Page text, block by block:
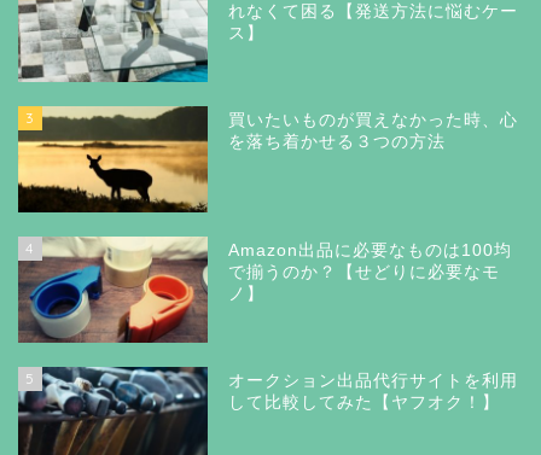
れなくて困る【発送方法に悩むケー
ス】
3
買いたいものが買えなかった時、心
を落ち着かせる３つの方法
4
Amazon出品に必要なものは100均
で揃うのか？【せどりに必要なモ
ノ】
5
オークション出品代行サイトを利用
して比較してみた【ヤフオク！】